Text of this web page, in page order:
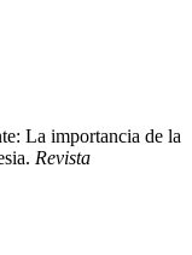
La importancia de la
Revista